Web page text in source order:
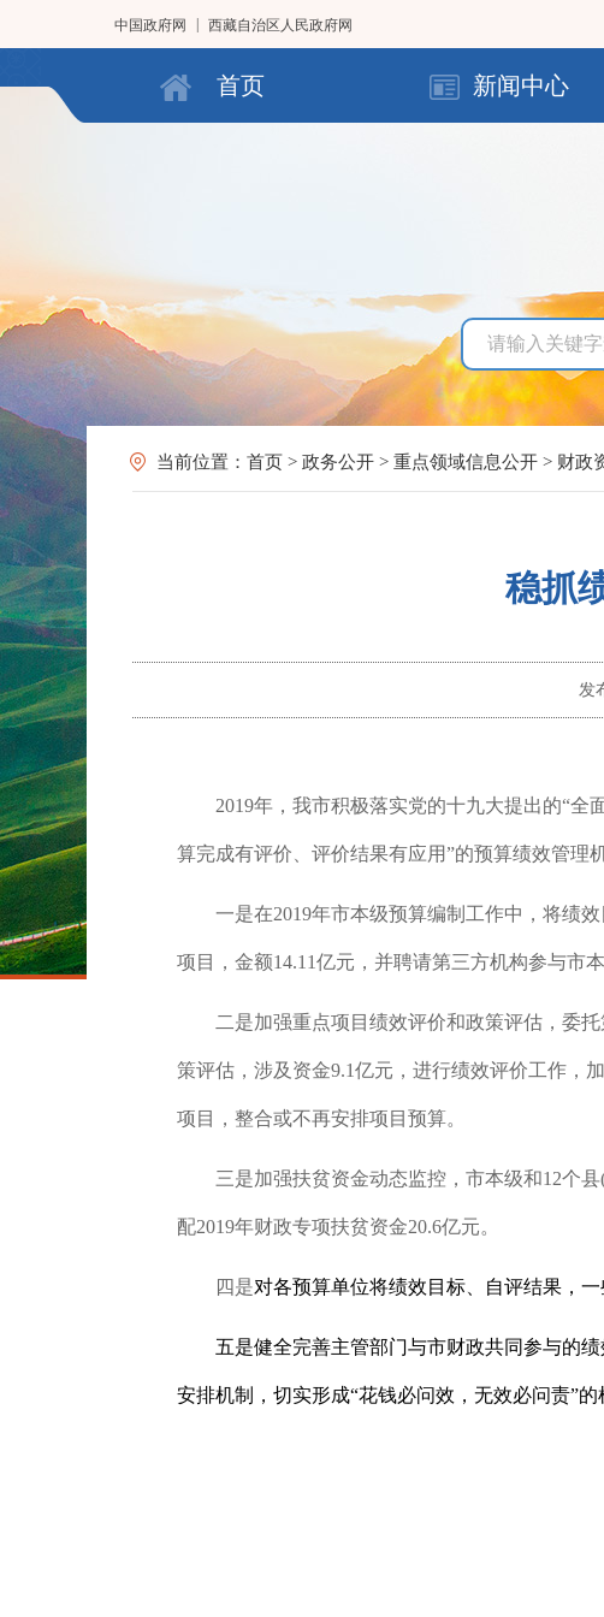
中国政府网 西藏自治区人民政府网
首页 新闻中心
当前位置： 首页 > 政务公开 > 重点领域信息公开 > 财政
稳抓
发
2019年，我市积极落实党的十九大提出的“
算完成有评价、评价结果有应用”的预算绩效管理机
一是在2019年市本级预算编制工作中，将绩
项目，金额14.11亿元，并聘请第三方机构参与市
二是加强重点项目绩效评价和政策评估，委
策评估，涉及资金9.1亿元，进行绩效评价工作，
项目，整合或不再安排项目预算。
三是加强扶贫资金动态监控，市本级和12个
配2019年财政专项扶贫资金20.6亿元。
四是对各预算单位将绩效目标、自评结果，
五是健全完善主管部门与市财政共同参与的
安排机制，切实形成“花钱必问效，无效必问责”的